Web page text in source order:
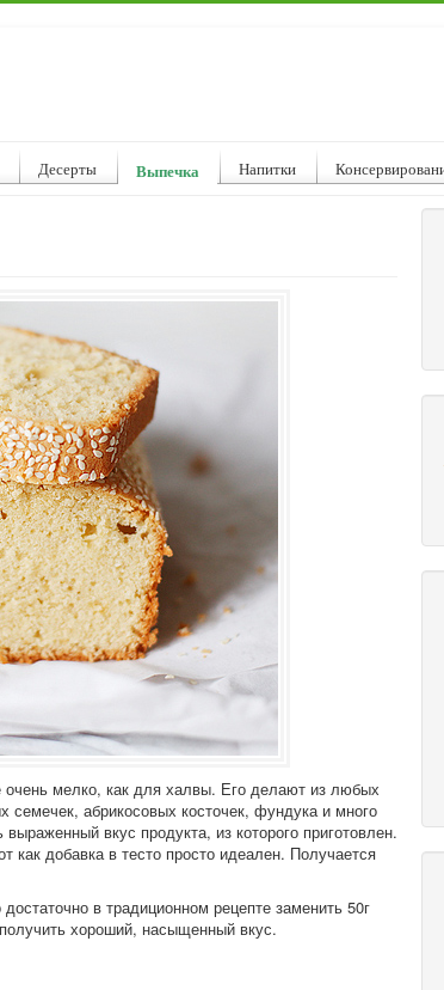
Десерты Выпечка Напитки
мелко, как для халвы. Его делают из любых
абрикосовых косточек, фундука и много
вкус продукта, из которого приготовлен.
добавка в тесто просто идеален. Получается
в традиционном рецепте заменить 50г
хороший, насыщенный вкус.